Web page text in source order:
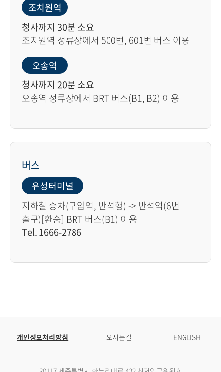
조치원역
청사까지 30분 소요
조치원역 정류장에서 500번, 601번 버스 이용
오송역
청사까지 20분 소요
오송역 정류장에서 BRT 버스(B1, B2) 이용
버스
유성터미널
지하철 승차(구암역, 반석행) -> 반석역(6번
출구)[환승] BRT 버스(B1) 이용
Tel. 1666-2786
개인정보처리방침 오시는길 ENGLISH